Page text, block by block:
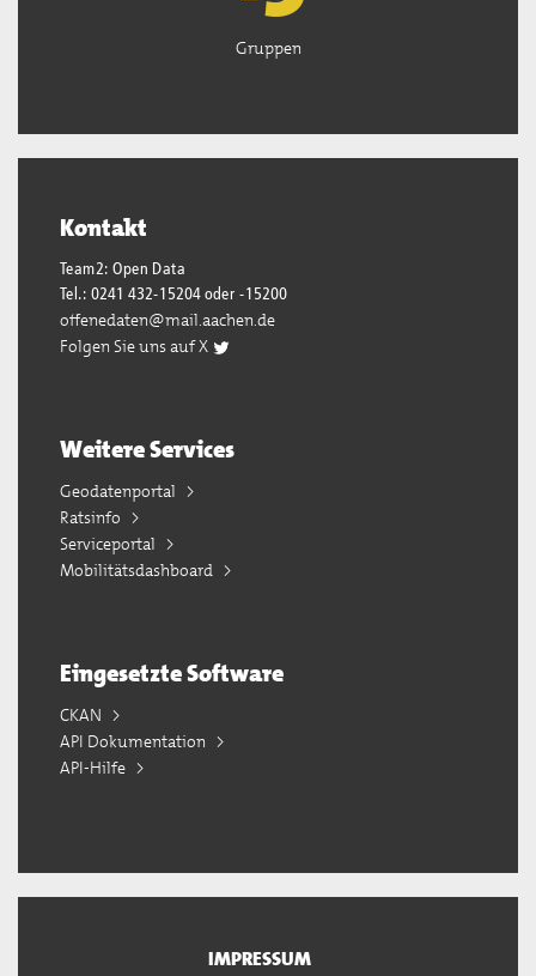
Gruppen
Kontakt
Team2: Open Data
Tel.: 0241 432-15204 oder -15200
offenedaten@mail.aachen.de
Folgen Sie uns auf X
Weitere Services
Geodatenportal
Ratsinfo
Serviceportal
Mobilitätsdashboard
Eingesetzte Software
CKAN
API Dokumentation
API-Hilfe
IMPRESSUM